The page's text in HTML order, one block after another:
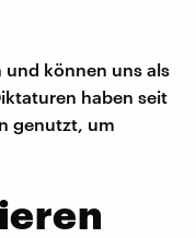
und können uns als
haben seit
genutzt, um